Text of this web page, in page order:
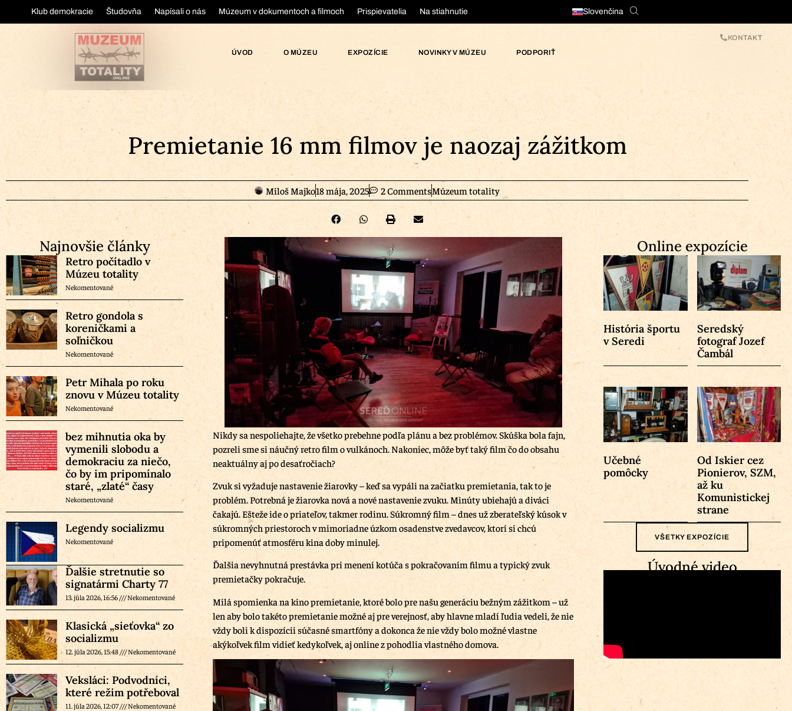
Klub demokracie Študovňa Napísali o nás Múzeum v dokumentoch a filmoch Prispievatelia Na stiahnutie Slovenčina
ÚVOD O MÚZEU EXPOZÍCIE NOVINKY V MÚZEU PODPORIŤ
KONTAKT
Premietanie 16 mm filmov je naozaj zážitkom
Miloš Majko18 mája, 2025 2 CommentsMúzeum totality
Najnovšie články
Retro počítadlo v
Múzeu totality
Nekomentované
Retro gondola s
koreničkami a
soľničkou
Nekomentované
Petr Mihala po roku
znovu v Múzeu totality
Nekomentované
bez mihnutia oka by
vymenili slobodu a
demokraciu za niečo,
čo by im pripomínalo
staré, „zlaté“ časy
Nekomentované
Legendy socializmu
Nekomentované
Ďalšie stretnutie so
signatármi Charty 77
13. júla 2026, 16:56 Nekomentované
Klasická „sieťovka“ zo
socializmu
12. júla 2026, 15:48 Nekomentované
Veksláci: Podvodníci,
které režim potřeboval
11. júla 2026, 12:07 Nekomentované
Nikdy sa nespoliehajte, že všetko prebehne podľa plánu a bez problémov. Skúška bola fajn,
pozreli sme si náučný retro film o vulkánoch. Nakoniec, môže byť taký film čo do obsahu
neaktuálny aj po desaťročiach?
Zvuk si vyžaduje nastavenie žiarovky – keď sa vypáli na začiatku premietania, tak to je
problém. Potrebná je žiarovka nová a nové nastavenie zvuku. Minúty ubiehajú a diváci
čakajú. Ešteže ide o priateľov, takmer rodinu. Súkromný film – dnes už zberateľský kúsok v
súkromných priestoroch v mimoriadne úzkom osadenstve zvedavcov, ktorí si chcú
pripomenúť atmosféru kina doby minulej.
Ďalšia nevyhnutná prestávka pri menení kotúča s pokračovaním filmu a typický zvuk
premietačky pokračuje.
Milá spomienka na kino premietanie, ktoré bolo pre našu generáciu bežným zážitkom – už
len aby bolo takéto premietanie možné aj pre verejnosť, aby hlavne mladí ľudia vedeli, že nie
vždy boli k dispozícii súčasné smartfóny a dokonca že nie vždy bolo možné vlastne
akýkoľvek film vidieť kedykoľvek, aj online z pohodlia vlastného domova.
Online expozície
História športu
v Seredi
Seredský
fotograf Jozef
Čambál
Učebné
pomôcky
Od Iskier cez
Pionierov, SZM,
až ku
Komunistickej
strane
VŠETKY EXPOZÍCIE
Úvodné video